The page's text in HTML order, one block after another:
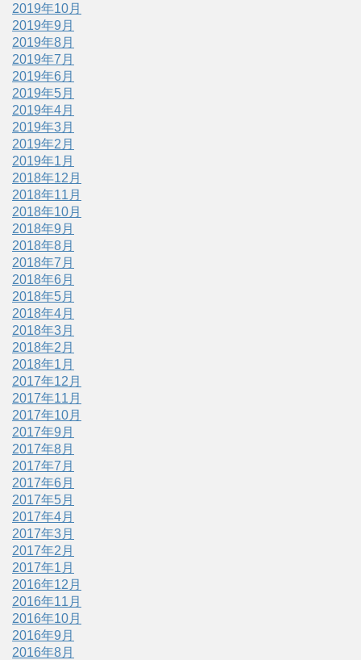
2019年10月
2019年9月
2019年8月
2019年7月
2019年6月
2019年5月
2019年4月
2019年3月
2019年2月
2019年1月
2018年12月
2018年11月
2018年10月
2018年9月
2018年8月
2018年7月
2018年6月
2018年5月
2018年4月
2018年3月
2018年2月
2018年1月
2017年12月
2017年11月
2017年10月
2017年9月
2017年8月
2017年7月
2017年6月
2017年5月
2017年4月
2017年3月
2017年2月
2017年1月
2016年12月
2016年11月
2016年10月
2016年9月
2016年8月